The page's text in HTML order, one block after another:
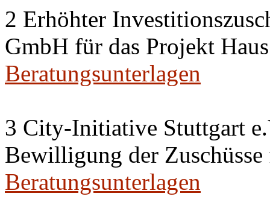
2 Erhöhter
GmbH für das Projekt
Beratungsunterlagen
3 City-Initiative Stuttgart
Bewilligung der
Beratungsunterlagen